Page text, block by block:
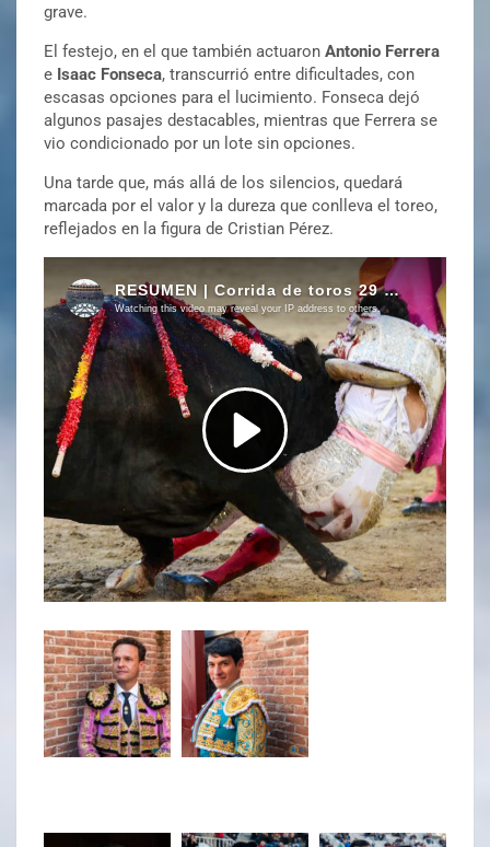
grave.
El festejo, en el que también actuaron Antonio Ferrera
e Isaac Fonseca, transcurrió entre dificultades, con
escasas opciones para el lucimiento. Fonseca dejó
algunos pasajes destacables, mientras que Ferrera se
vio condicionado por un lote sin opciones.
Una tarde que, más allá de los silencios, quedará
marcada por el valor y la dureza que conlleva el toreo,
reflejados en la figura de Cristian Pérez.